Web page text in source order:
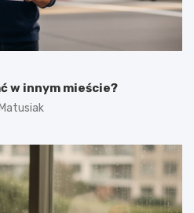
w innym mieście?